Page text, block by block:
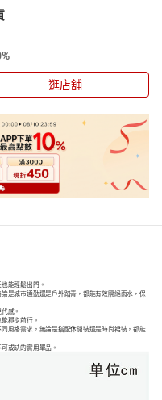
逛店舖
能輕鬆出門。
是城市通勤還是戶外踏青，都能有效隔絕雨水，保
感。
穩步前行。
風格需求，無論是搭配休閒裝還是時尚裙裝，都能
或缺的實用單品。